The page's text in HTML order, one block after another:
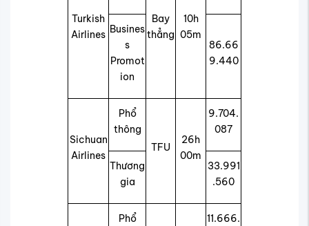
Turkish
Airlines
Bay
thẳng
10h
05m
Busines
s
Promot
ion
86.66
9.440
Sichuan
Airlines
Phổ
thông
TFU
26h
00m
9.704.
087
Thương
gia
33.991
.560
Phổ
11.666.